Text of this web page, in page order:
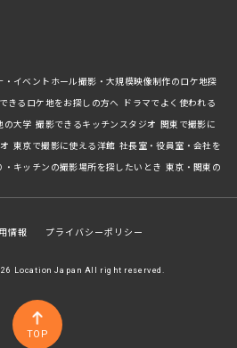
TOP
・イベントホール撮影・大規模映像制作のロケ地探
きるロケ地をお探しの方へ ドラマでよく使われる
の大学 撮影できるキッチンスタジオ 関東で撮影に
東京で撮影に使える洋館 社長室・役員室・会社を
・キッチンの撮影場所を探したいとき 東京・関東の
情報 プライバシーポリシー
Location Japan All right reserved.